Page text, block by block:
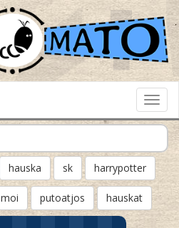
hauska sk harrypotter
moi putoatjos hauskat